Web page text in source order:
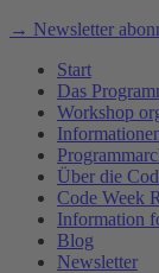
→ Newsletter
Start
Das
Workshop
Über die
Code Week
Information
Blog
Newsletter